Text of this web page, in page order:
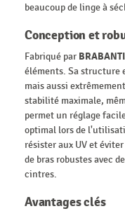
beaucoup de linge à
Conception et
Fabriqué par
éléments. Sa structure
mais aussi
stabilité maximale,
permet un réglage
optimal lors de
résister aux UV et
de bras robustes avec
cintres.
Avantages clés